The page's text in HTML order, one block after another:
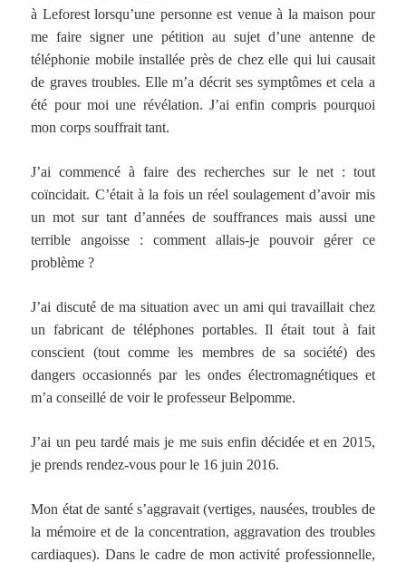
à Leforest lorsqu’une personne est venue à la maison pour
me faire signer une pétition au sujet d’une antenne de
téléphonie mobile installée près de chez elle qui lui causait
de graves troubles. Elle m’a décrit ses symptômes et cela a
été pour moi une révélation. J’ai enfin compris pourquoi
mon corps souffrait tant.
J’ai commencé à faire des recherches sur le net : tout
coïncidait. C’était à la fois un réel soulagement d’avoir mis
un mot sur tant d’années de souffrances mais aussi une
terrible angoisse : comment allais-je pouvoir gérer ce
problème ?
J’ai discuté de ma situation avec un ami qui travaillait chez
un fabricant de téléphones portables. Il était tout à fait
conscient (tout comme les membres de sa société) des
dangers occasionnés par les ondes électromagnétiques et
m’a conseillé de voir le professeur Belpomme.
J’ai un peu tardé mais je me suis enfin décidée et en 2015,
je prends rendez-vous pour le 16 juin 2016.
Mon état de santé s’aggravait (vertiges, nausées, troubles de
la mémoire et de la concentration, aggravation des troubles
cardiaques). Dans le cadre de mon activité professionnelle,